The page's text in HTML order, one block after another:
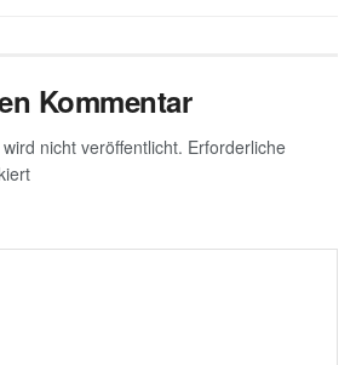
Kommentar
nicht veröffentlicht. Erforderliche